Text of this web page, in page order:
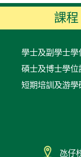
課程
學士及副學士學
碩士及博士學位
短期培訓及游學
氹仔